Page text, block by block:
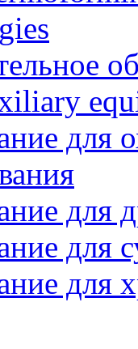
для
для
для
для